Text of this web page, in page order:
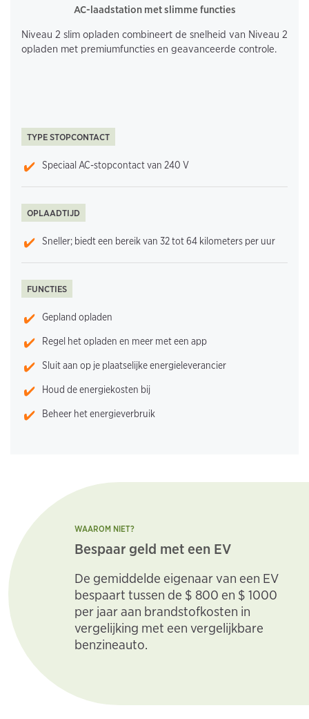
AC-laadstation met slimme functies
Niveau 2 slim opladen combineert de snelheid van Niveau 2
opladen met premiumfuncties en geavanceerde controle.
TYPE STOPCONTACT
Speciaal AC-stopcontact van 240 V
OPLAADTIJD
Sneller; biedt een bereik van 32 tot 64 kilometers per uur
FUNCTIES
Gepland opladen
Regel het opladen en meer met een app
Sluit aan op je plaatselijke energieleverancier
Houd de energiekosten bij
Beheer het energieverbruik
WAAROM NIET?
Bespaar geld met een EV
De gemiddelde eigenaar van een EV
bespaart tussen de $ 800 en $ 1000
per jaar aan brandstofkosten in
vergelijking met een vergelijkbare
benzineauto.